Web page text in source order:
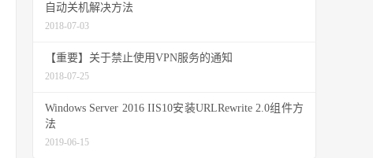
自动关机解决方法
2018-07-03
【重要】关于禁止使用VPN服务的通知
2018-07-25
Windows Server 2016 IIS10安装URLRewrite 2.0组件方
法
2019-06-15